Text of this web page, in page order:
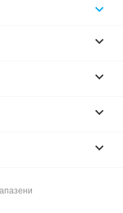




